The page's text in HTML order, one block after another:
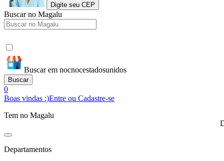
Digite seu CEP
Buscar no Magalu
Buscar em nocnocestadosunidos
Buscar
0
Boas vindas :)Entre ou Cadastre-se
Tem no Magalu
Departamentos